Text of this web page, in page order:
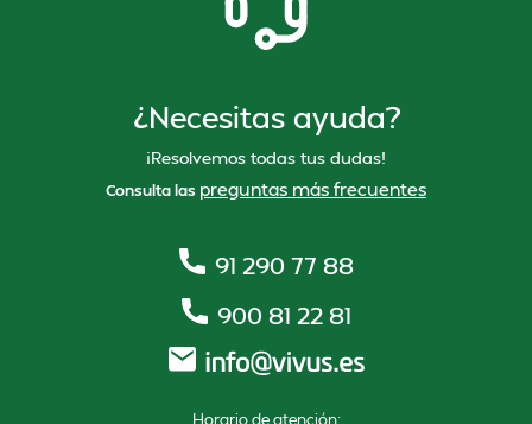
¿Necesitas ayuda?
¡Resolvemos todas tus dudas!
Consulta las preguntas más frecuentes
91 290 77 88
900 81 22 81
Horario de atención: